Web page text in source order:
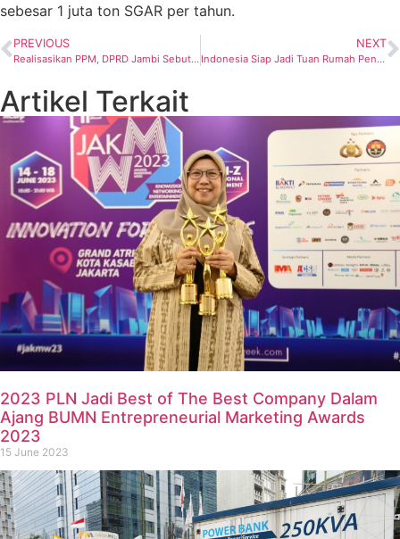
sebesar 1 juta ton SGAR per tahun.
PREVIOUS
Realisasikan PPM, DPRD Jambi Sebut Kehadiran Petrochina Berdampak Positif Bagi Masyarakat
NEXT
Indonesia Siap Jadi Tuan Rumah Penyelenggaraan Konferensi Tingkat Tinggi (KTT) ke-43 ASEAN 2023
Artikel Terkait
2023 PLN Jadi Best of The Best Company Dalam
Ajang BUMN Entrepreneurial Marketing Awards
2023
15 June 2023